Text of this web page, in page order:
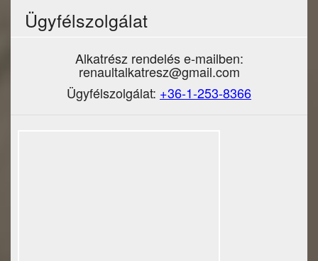
Ügyfélszolgálat
Alkatrész rendelés e-mailben:
renaultalkatresz@gmail.com
Ügyfélszolgálat: +36-1-253-8366